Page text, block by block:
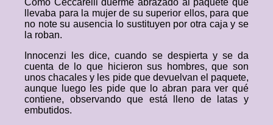
Como Ceccarelli duerme abrazado al paquete que
llevaba para la mujer de su superior ellos, para que
no note su ausencia lo sustituyen por otra caja y se
la roban.
Innocenzi les dice, cuando se despierta y se da
cuenta de lo que hicieron sus hombres, que son
unos chacales y les pide que devuelvan el paquete,
aunque luego les pide que lo abran para ver qué
contiene, observando que está lleno de latas y
embutidos.